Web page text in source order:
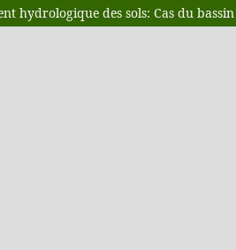
hydrologique des sols: Cas du